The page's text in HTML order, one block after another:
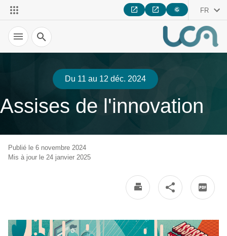
FR
Recherche
Du 11 au 12 déc. 2024
Assises de l'innovation
Publié le 6 novembre 2024
Mis à jour le 24 janvier 2025